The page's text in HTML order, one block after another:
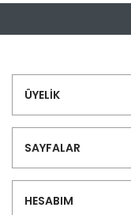
konularda yetersiz
Görüş ve
Ürün bilgilerinde
Bu ürüne benzer
ÜYELİK
SAYFALAR
HESABIM